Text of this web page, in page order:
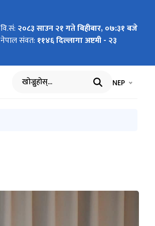
वि.सं: २०८३ साउन २१ गते बिहीबार, ०७:३१ बजे
नेपाल संवत: ११४६ दिल्लागा अष्टमी - २३
खोज्नुहोस् भाषा चयन
NEP